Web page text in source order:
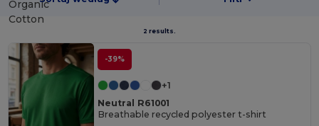
2 results.
Organic
Cotton
-39%
+1
Neutral R61001
Breathable recycled polyester t-shirt